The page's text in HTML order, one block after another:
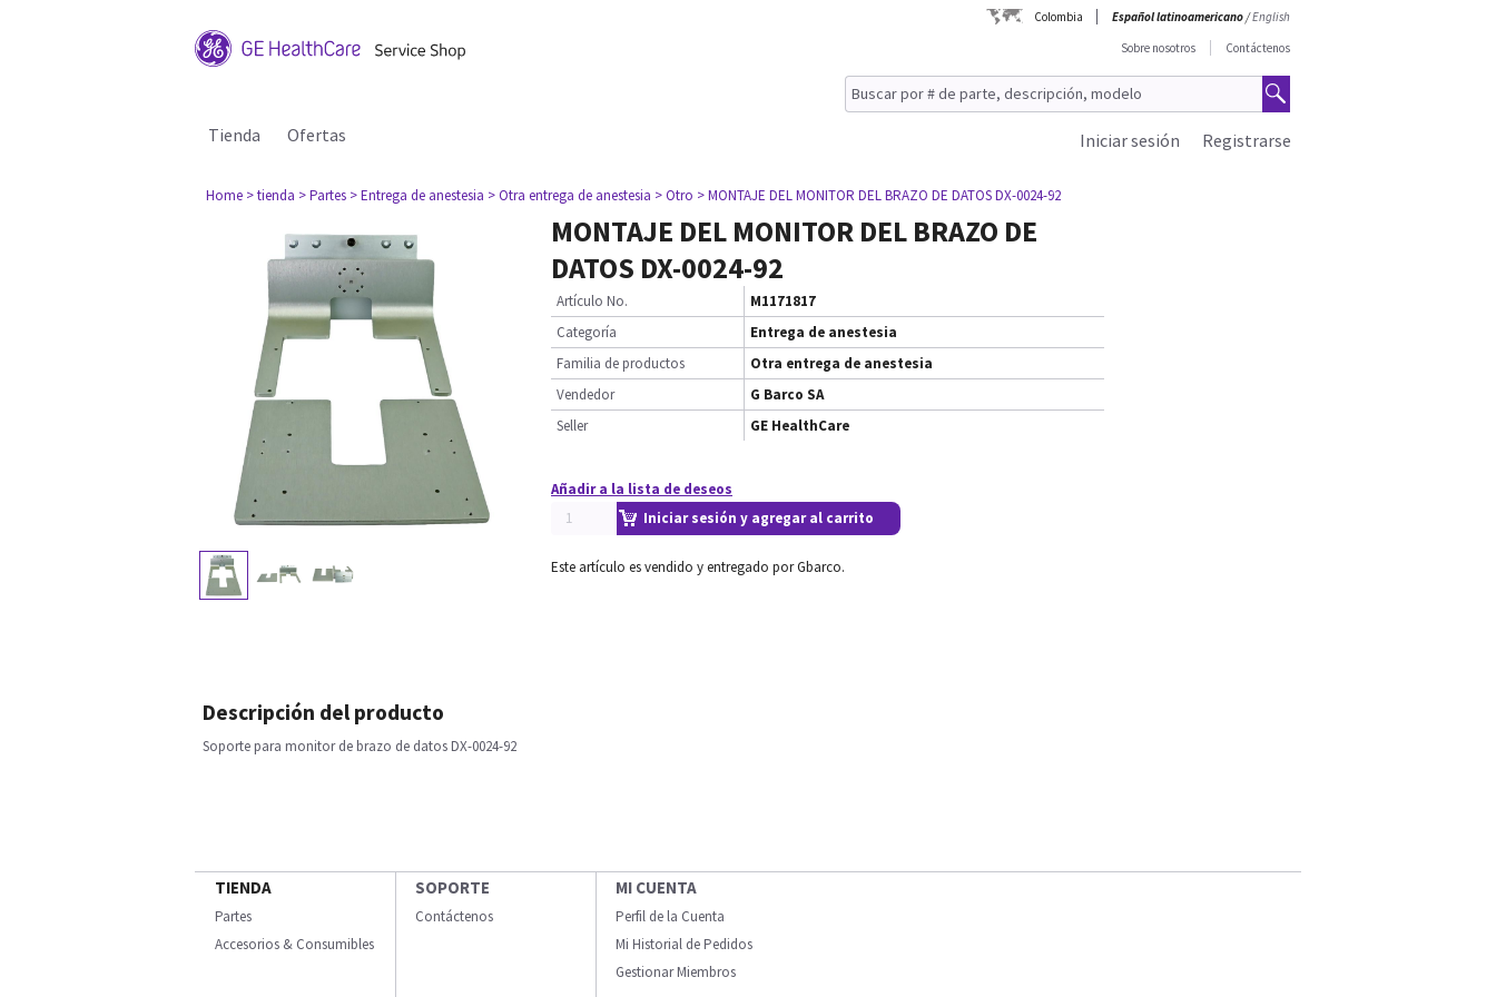
Colombia Español latinoamericano/English
Sobre nosotros
Contáctenos
Tienda Ofertas Registrarse
Iniciar sesión
Home > tienda > Partes > Entrega de anestesia > Otra entrega de anestesia > Otro > MONTAJE DEL MONITOR DEL BRAZO DE DATOS DX-0024-92
MONTAJE DEL MONITOR DEL BRAZO DE
DATOS DX-0024-92
Artículo No.
M1171817
Categoría
Entrega de anestesia
Familia de productos
Otra entrega de anestesia
Vendedor
G Barco SA
Seller
GE HealthCare
Añadir a la lista de deseos
Iniciar sesión y agregar al carrito
Este artículo es vendido y entregado por Gbarco.
Descripción del producto
Soporte para monitor de brazo de datos DX-0024-92
TIENDA
Partes
Accesorios & Consumibles
SOPORTE
Contáctenos
MI CUENTA
Perfil de la Cuenta
Mi Historial de Pedidos
Gestionar Miembros